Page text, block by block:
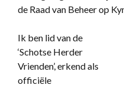
de Raad van Beheer op
Ik ben lid van de
‘Schotse Herder
Vrienden’, erkend als
officiële